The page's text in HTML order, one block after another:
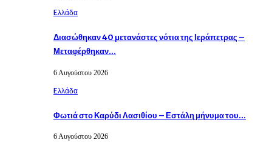
Eλλάδα
Διασώθηκαν 40 μετανάστες νότια της Ιεράπετρας –
Μεταφέρθηκαν…
6 Αυγούστου 2026
Eλλάδα
Φωτιά στο Καρύδι Λασιθίου – Εστάλη μήνυμα του…
6 Αυγούστου 2026